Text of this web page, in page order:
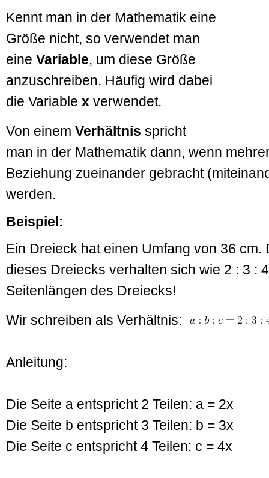
Kennt man in der Mathematik eine
Größe nicht, so verwendet man
eine Variable, um diese Größe
anzuschreiben. Häufig wird dabei
die Variable x verwendet.
Von einem Verhältnis spricht
man in der Mathematik dann, wenn
Beziehung zueinander gebracht
werden.
Beispiel:
Ein Dreieck hat einen Umfang von 36 cm.
dieses Dreiecks verhalten sich wie 2 : 3 :
Seitenlängen des Dreiecks!
Wir schreiben als Verhältnis:
Anleitung:
Die Seite a entspricht 2 Teilen: a = 2x
Die Seite b entspricht 3 Teilen: b = 3x
Die Seite c entspricht 4 Teilen: c = 4x